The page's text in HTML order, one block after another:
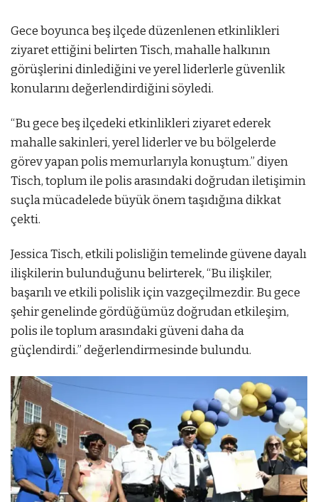
Gece boyunca beş ilçede düzenlenen etkinlikleri
ziyaret ettiğini belirten Tisch, mahalle halkının
görüşlerini dinlediğini ve yerel liderlerle güvenlik
konularını değerlendirdiğini söyledi.
“Bu gece beş ilçedeki etkinlikleri ziyaret ederek
mahalle sakinleri, yerel liderler ve bu bölgelerde
görev yapan polis memurlarıyla konuştum.” diyen
Tisch, toplum ile polis arasındaki doğrudan iletişimin
suçla mücadelede büyük önem taşıdığına dikkat
çekti.
Jessica Tisch, etkili polisliğin temelinde güvene dayalı
ilişkilerin bulunduğunu belirterek, “Bu ilişkiler,
başarılı ve etkili polislik için vazgeçilmezdir. Bu gece
şehir genelinde gördüğümüz doğrudan etkileşim,
polis ile toplum arasındaki güveni daha da
güçlendirdi.” değerlendirmesinde bulundu.